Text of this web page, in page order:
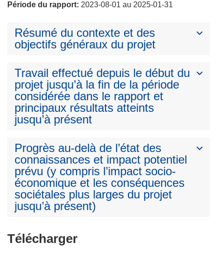
Période du rapport: 2023-08-01 au 2025-01-31
Résumé du contexte et des
objectifs généraux du projet
Travail effectué depuis le début du
projet jusqu’à la fin de la période
considérée dans le rapport et
principaux résultats atteints
jusqu’à présent
Progrès au-delà de l’état des
connaissances et impact potentiel
prévu (y compris l’impact socio-
économique et les conséquences
sociétales plus larges du projet
jusqu’à présent)
TéléchargerTélécharger